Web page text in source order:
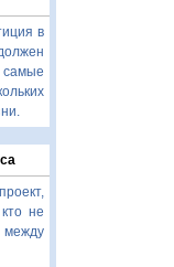
в
не